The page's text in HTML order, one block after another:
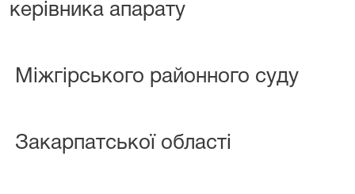
керівника апарату
Міжгірського районного суду
Закарпатської області